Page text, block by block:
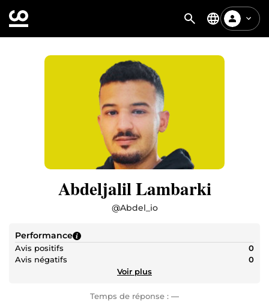
Abdeljalil Lambarki
@Abdel_io
Performance
Avis positifs
0
Avis négatifs
0
Voir plus
Temps de réponse : —